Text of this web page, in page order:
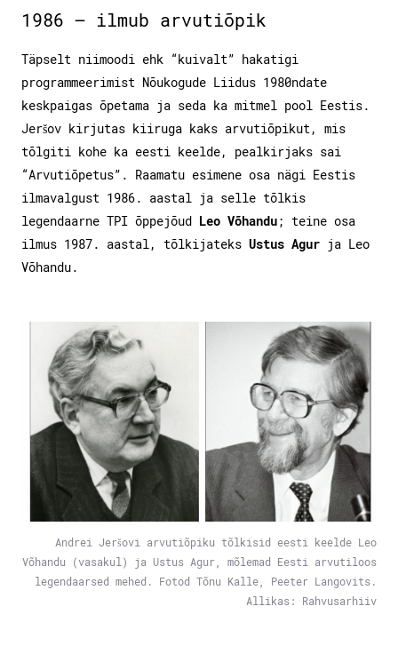
1986 – ilmub arvutiõpik
Täpselt niimoodi ehk “kuivalt” hakatigi
programmeerimist Nõukogude Liidus 1980ndate
keskpaigas õpetama ja seda ka mitmel pool Eestis.
Jeršov kirjutas kiiruga kaks arvutiõpikut, mis
tõlgiti kohe ka eesti keelde, pealkirjaks sai
“Arvutiõpetus”. Raamatu esimene osa nägi Eestis
ilmavalgust 1986. aastal ja selle tõlkis
legendaarne TPI õppejõud Leo Võhandu; teine osa
ilmus 1987. aastal, tõlkijateks Ustus Agur ja Leo
Võhandu.
Andrei Jeršovi arvutiõpiku tõlkisid eesti keelde Leo
Võhandu (vasakul) ja Ustus Agur, mõlemad Eesti arvutiloos
legendaarsed mehed. Fotod Tõnu Kalle, Peeter Langovits.
Allikas: Rahvusarhiiv